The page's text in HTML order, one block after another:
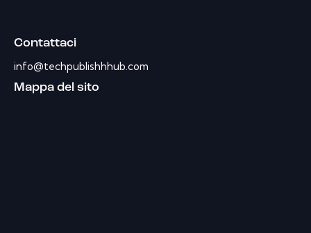
Contattaci
info@techpublishhhub.com
Mappa del sito